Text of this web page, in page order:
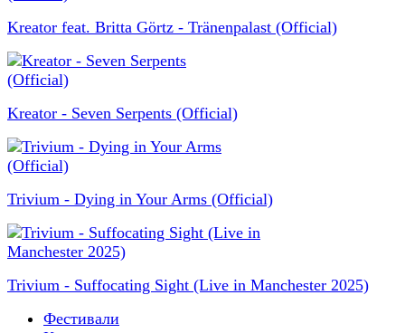
Kreator feat. Britta Görtz - Tränenpalast (Official)
Kreator - Seven Serpents (Official)
Trivium - Dying in Your Arms (Official)
Trivium - Suffocating Sight (Live in Manchester 2025)
Фестивали